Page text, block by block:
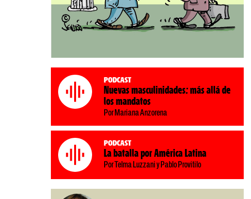
Podcast
Nuevas masculinidades: más allá de
los mandatos
Por Mariana Anzorena
Podcast
La batalla por América Latina
Por Telma Luzzani y Pablo Provitilo